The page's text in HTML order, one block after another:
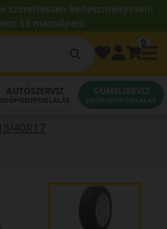
szereltessen kedvezményesen!
53 másodperc.
AUTÓSZERVIZ
IDŐPONTFOGLALÁS
GUMISZERVIZ
IDŐPONTFOGLALÁS
40R17